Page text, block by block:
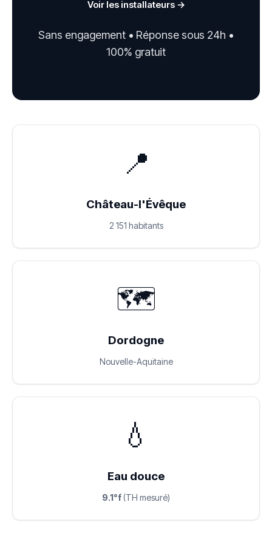
Voir les installateurs →
Sans engagement • Réponse sous 24h •
100% gratuit
📍
Château-l'Évêque
2 151 habitants
🗺️
Dordogne
Nouvelle-Aquitaine
💧
Eau douce
9.1°f (TH mesuré)